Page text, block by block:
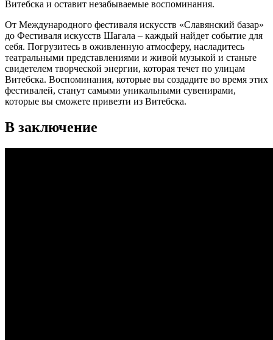
Витебска и оставит незабываемые воспоминания.
От Международного фестиваля искусств «Славянский базар»
до Фестиваля искусств Шагала – каждый найдет событие для
себя. Погрузитесь в оживленную атмосферу, насладитесь
театральными представлениями и живой музыкой и станьте
свидетелем творческой энергии, которая течет по улицам
Витебска. Воспоминания, которые вы создадите во время этих
фестивалей, станут самыми уникальными сувенирами,
которые вы сможете привезти из Витебска.
В заключение